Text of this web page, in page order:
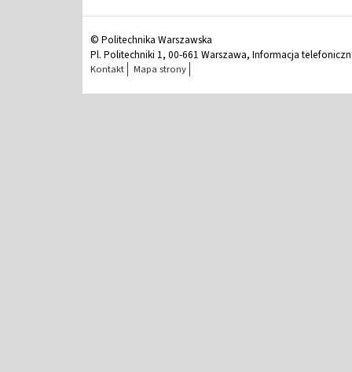
© Politechnika Warszawska
Pl. Politechniki 1, 00-661 Warszawa, Informacja
Kontakt Mapa strony